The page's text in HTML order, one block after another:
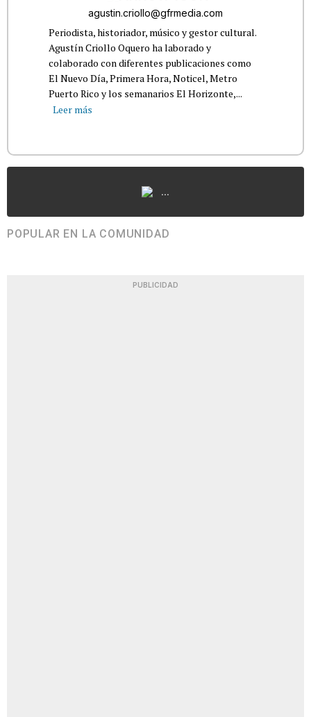
agustin.criollo@gfrmedia.com
Periodista, historiador, músico y gestor cultural.
Agustín Criollo Oquero ha laborado y
colaborado con diferentes publicaciones como
El Nuevo Día, Primera Hora, Noticel, Metro
Puerto Rico y los semanarios El Horizonte,...
Leer más
...
POPULAR EN LA COMUNIDAD
PUBLICIDAD